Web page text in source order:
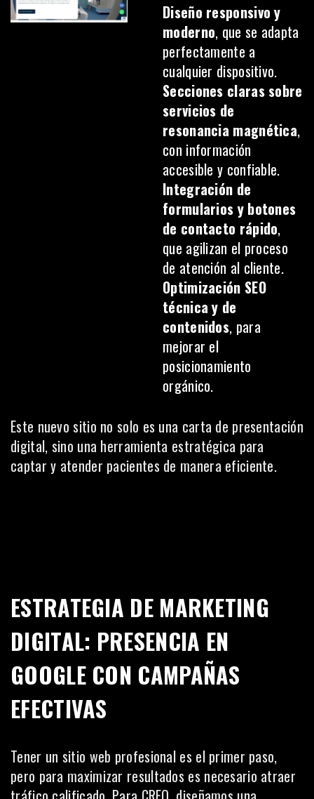
Diseño responsivo y
moderno, que se adapta
perfectamente a
cualquier dispositivo.
Secciones claras sobre
servicios de
resonancia magnética,
con información
accesible y confiable.
Integración de
formularios y botones
de contacto rápido,
que agilizan el proceso
de atención al cliente.
Optimización SEO
técnica y de
contenidos, para
mejorar el
posicionamiento
orgánico.
Este nuevo sitio no solo es una carta de presentación
digital, sino una herramienta estratégica para
captar y atender pacientes de manera eficiente.
ESTRATEGIA DE MARKETING
DIGITAL: PRESENCIA EN
GOOGLE CON CAMPAÑAS
EFECTIVAS
Tener un sitio web profesional es el primer paso,
pero para maximizar resultados es necesario atraer